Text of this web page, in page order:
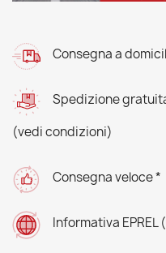
Consegna a
Spedizione
(vedi condizioni)
Consegna veloce *
Informativa